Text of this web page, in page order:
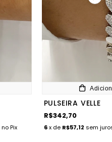
no Pix
PULSEIRA VELLE
R$342,70
6 x de R$57,12 sem